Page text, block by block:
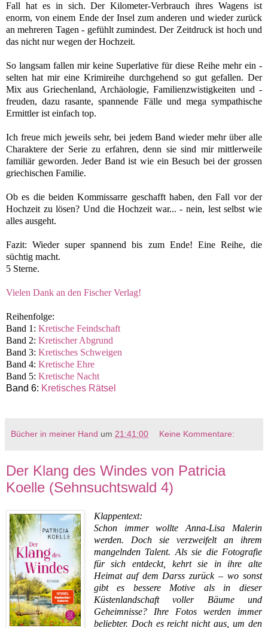
Fall hat es in sich. Der Kilometer-Verbrauch ihres Wagens ist
enorm, von einem Ende der Insel zum anderen und wieder zurück
an mehreren Tagen - gefühlt zumindest. Der Zeitdruck ist hoch und
das nicht nur wegen der Hochzeit.
So langsam fallen mir keine Superlative für diese Reihe mehr ein -
selten hat mir eine Krimireihe durchgehend so gut gefallen. Der
Mix aus Griechenland, Archäologie, Familienzwistigkeiten und -
freuden, dazu rasante, spannende Fälle und mega sympathische
Ermittler ist einfach top.
Ich freue mich jeweils sehr, bei jedem Band wieder mehr über alle
Charaktere der Serie zu erfahren, denn sie sind mir mittlerweile
familiär geworden. Jeder Band ist wie ein Besuch bei der grossen
griechischen Familie.
Ob es die beiden Kommissarre geschafft haben, den Fall vor der
Hochzeit zu lösen? Und die Hochzeit war... - nein, lest selbst wie
alles ausgeht.
Fazit: Wieder super spannend bis zum Ende! Eine Reihe, die
süchtig macht.
5 Sterne.
Vielen Dank an den Fischer Verlag!
Reihenfolge:
Band 1: Kretische Feindschaft
Band 2: Kretischer Abgrund
Band 3: Kretisches Schweigen
Band 4: Kretische Ehre
Band 5: Kretische Nacht
Band 6: Kretisches Rätsel
Bücher in meiner Hand um 21:41:00 Keine Kommentare:
Der Klang des Windes von Patricia
Koelle (Sehnsuchtswald 4)
Klappentext:
Schon immer wollte Anna-Lisa Malerin
werden. Doch sie verzweifelt an ihrem
mangelnden Talent. Als sie die Fotografie
für sich entdeckt, kehrt sie in ihre alte
Heimat auf dem Darss zurück – wo sonst
gibt es bessere Motive als in dieser
Küstenlandschaft voller Bäume und
Geheimnisse? Ihre Fotos werden immer
beliebter. Doch es reicht nicht aus, um den